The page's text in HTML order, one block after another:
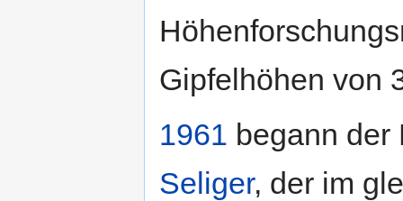
Gipfelhöhen von
1961 begann
Seliger, der im